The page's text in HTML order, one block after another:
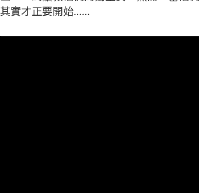
其實才正要開始……